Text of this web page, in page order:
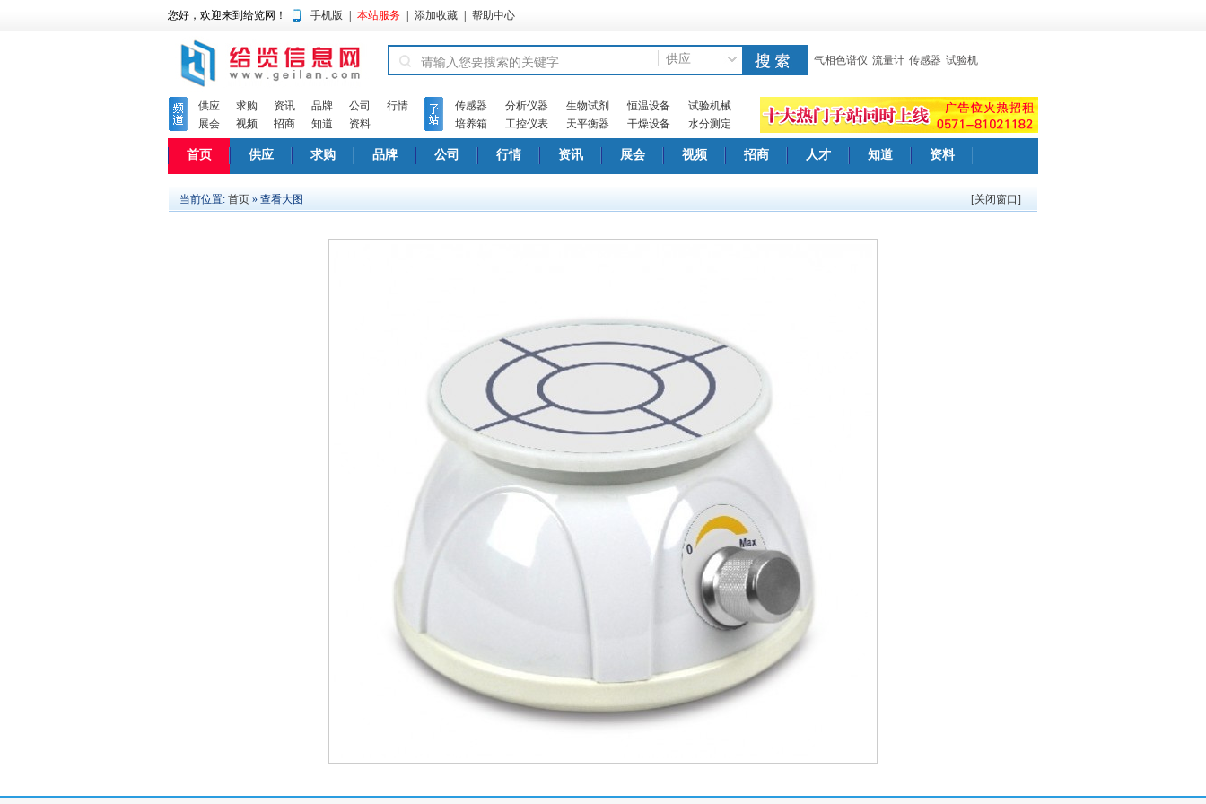
您好，欢迎来到给览网！ 手机版 本站服务 添加收藏 帮助中心
供应 气相色谱仪 流量计 传感器 试验机
供应 求购 资讯 品牌 公司
行情
展会
视频 招商 知道 资料
传感器 分析仪器 生物试剂 恒温设备
试验机械
培养箱
工控仪表 天平衡器 干燥设备 水分测定
首页 供应 求购 品牌 公司 行情 资讯 展会 视频 招商 人才 知道 资料
[关闭窗口]
当前位置: 首页 » 查看大图